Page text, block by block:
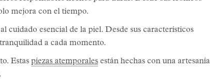
mejora con el tiempo.
cuidado esencial de la piel. Desde sus característicos
a cada momento.
Estas piezas atemporales están hechas con una artesanía